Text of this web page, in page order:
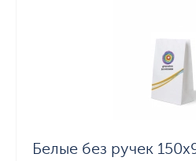
Белые без ручек